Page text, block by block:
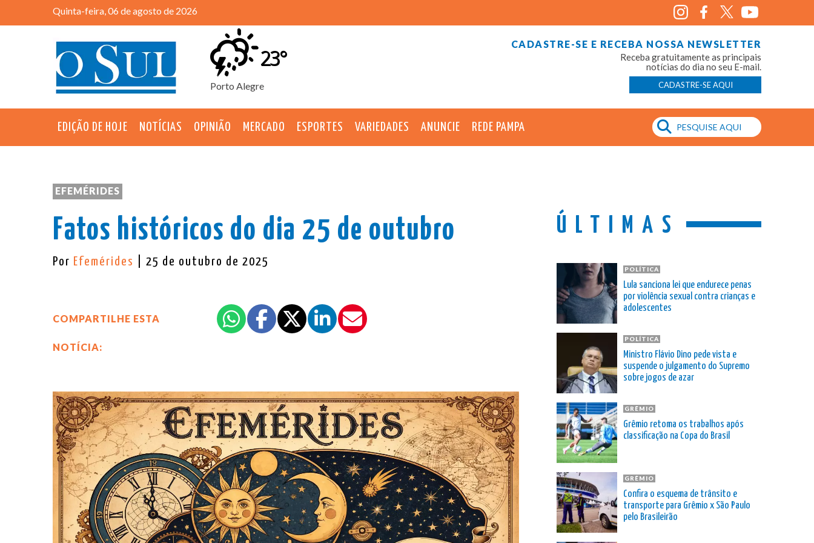
Quinta-feira, 06 de agosto de 2026
Porto Alegre
23°
CADASTRE-SE E RECEBA NOSSA NEWSLETTER
Receba gratuitamente as principais
notícias do dia no seu E-mail.
CADASTRE-SE AQUI
EDIÇÃO DE HOJE NOTÍCIAS OPINIÃO MERCADO ESPORTES VARIEDADES ANUNCIE REDE PAMPA
EFEMÉRIDES
Fatos históricos do dia 25 de outubro
Por Efemérides | 25 de outubro de 2025
COMPARTILHE ESTA
NOTÍCIA:
ÚLTIMAS
POLÍTICA
Lula sanciona lei que endurece penas
por violência sexual contra crianças e
adolescentes
POLÍTICA
Ministro Flávio Dino pede vista e
suspende o julgamento do Supremo
sobre jogos de azar
GRÊMIO
Grêmio retoma os trabalhos após
classificação na Copa do Brasil
GRÊMIO
Confira o esquema de trânsito e
transporte para Grêmio x São Paulo
pelo Brasileirão